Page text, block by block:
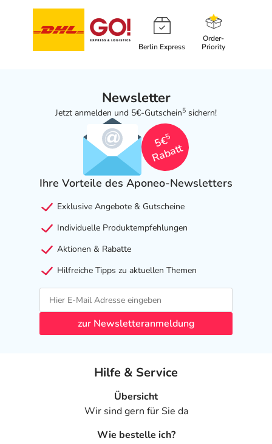
Berlin Express
Order-
Priority
Newsletter
Jetzt anmelden und 5€-Gutschein5 sichern!
5€
5
Rabatt
Ihre Vorteile des Aponeo-Newsletters
Exklusive Angebote & Gutscheine
Individuelle Produktempfehlungen
Aktionen & Rabatte
Hilfreiche Tipps zu aktuellen Themen
zur Newsletteranmeldung
Hilfe & Service
Übersicht
Wir sind gern für Sie da
Wie bestelle ich?